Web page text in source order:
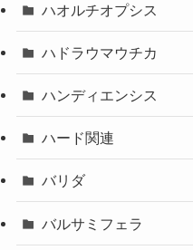
ハオルチオプシス
ハドラウマウチカ
ハンディエンシス
ハード関連
バリダ
バルサミフェラ